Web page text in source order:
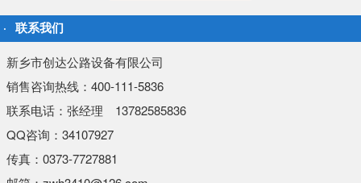
联系我们
新乡市创达公路设备有限公司
销售咨询热线：400-111-5836
联系电话：张经理 13782585836
QQ咨询：34107927
传真：0373-7727881